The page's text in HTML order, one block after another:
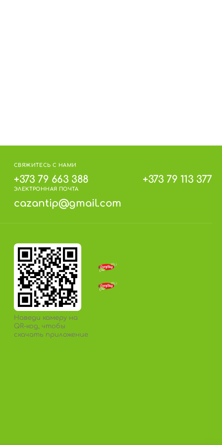
до 18°С (без резких колебаний) и
упаковке.
СВЯЖИТЕСЬ С НАМИ
+373 79 663 388 +373 79 113 377
ЭЛЕКТРОННАЯ ПОЧТА
cazantip@gmail.com
Наведи камеру на
QR-код, чтобы
скачать приложение